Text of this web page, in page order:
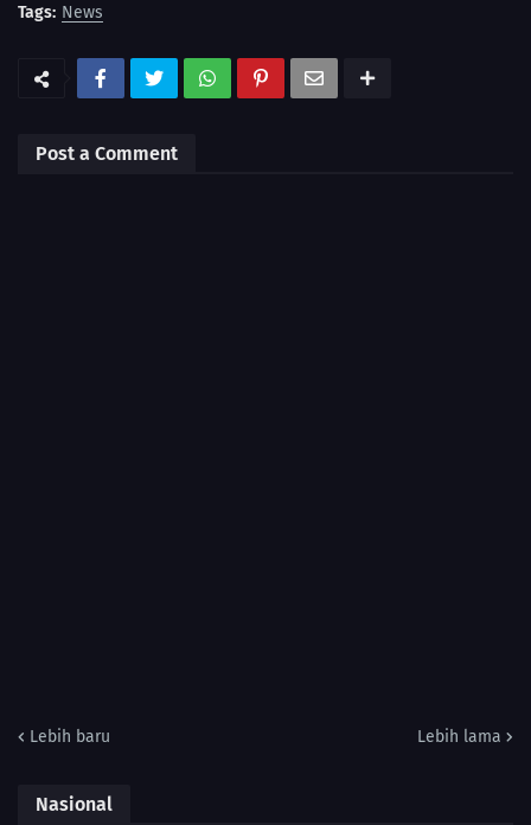
Tags: News
Post a Comment
Lebih baru Lebih lama
Nasional